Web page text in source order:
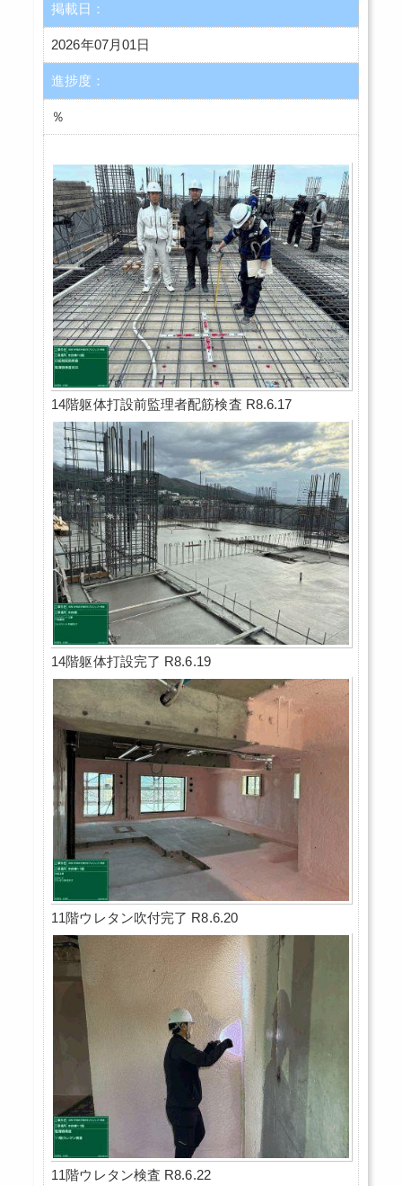
掲載日：
2026年07月01日
進捗度：
％
14階躯体打設前監理者配筋検査 R8.6.17
14階躯体打設完了 R8.6.19
11階ウレタン吹付完了 R8.6.20
11階ウレタン検査 R8.6.22